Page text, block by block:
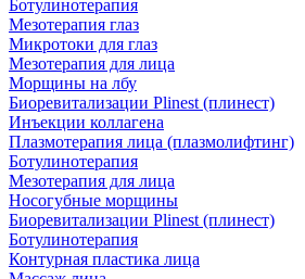
Ботулинотерапия
Мезотерапия глаз
Микротоки для глаз
Мезотерапия для лица
Морщины на лбу
Биоревитализации Plinest (плинест)
Инъекции коллагена
Плазмотерапия лица (плазмолифтинг)
Ботулинотерапия
Мезотерапия для лица
Носогубные морщины
Биоревитализации Plinest (плинест)
Ботулинотерапия
Контурная пластика лица